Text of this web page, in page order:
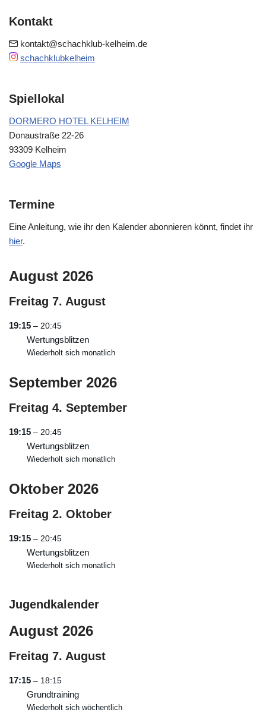
Kontakt
kontakt@schachklub-kelheim.de
schachklubkelheim
Spiellokal
DORMERO HOTEL KELHEIM
Donaustraße 22-26
93309 Kelheim
Google Maps
Termine
Eine Anleitung, wie ihr den Kalender abonnieren könnt, findet ihr
hier.
August 2026
Freitag 7. August
19:15 – 20:45
Wertungsblitzen
Wiederholt sich monatlich
September 2026
Freitag 4. September
19:15 – 20:45
Wertungsblitzen
Wiederholt sich monatlich
Oktober 2026
Freitag 2. Oktober
19:15 – 20:45
Wertungsblitzen
Wiederholt sich monatlich
Jugendkalender
August 2026
Freitag 7. August
17:15 – 18:15
Grundtraining
Wiederholt sich wöchentlich